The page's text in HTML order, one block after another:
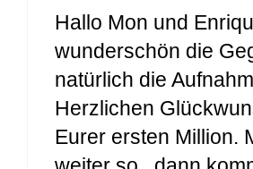
Hallo Mon und
wunderschön die
natürlich die
Herzlichen
Eurer ersten Million.